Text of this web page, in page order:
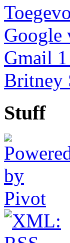
Google
Gmail
Britney
Stuff